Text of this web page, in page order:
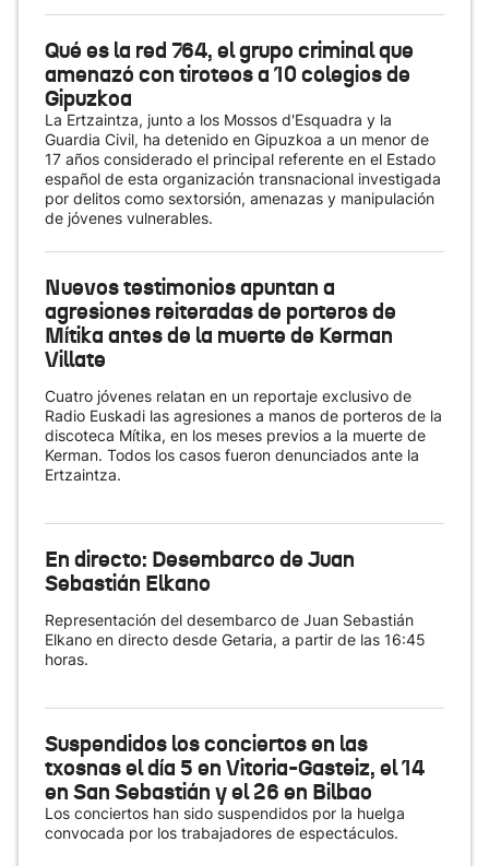
Qué es la red 764, el grupo criminal que
amenazó con tiroteos a 10 colegios de
Gipuzkoa
La Ertzaintza, junto a los Mossos d'Esquadra y la
Guardia Civil, ha detenido en Gipuzkoa a un menor de
17 años considerado el principal referente en el Estado
español de esta organización transnacional investigada
por delitos como sextorsión, amenazas y manipulación
de jóvenes vulnerables.
Nuevos testimonios apuntan a
agresiones reiteradas de porteros de
Mítika antes de la muerte de Kerman
Villate
Cuatro jóvenes relatan en un reportaje exclusivo de
Radio Euskadi las agresiones a manos de porteros de la
discoteca Mítika, en los meses previos a la muerte de
Kerman. Todos los casos fueron denunciados ante la
Ertzaintza.
En directo: Desembarco de Juan
Sebastián Elkano
Representación del desembarco de Juan Sebastián
Elkano en directo desde Getaria, a partir de las 16:45
horas.
Suspendidos los conciertos en las
txosnas el día 5 en Vitoria-Gasteiz, el 14
en San Sebastián y el 26 en Bilbao
Los conciertos han sido suspendidos por la huelga
convocada por los trabajadores de espectáculos.